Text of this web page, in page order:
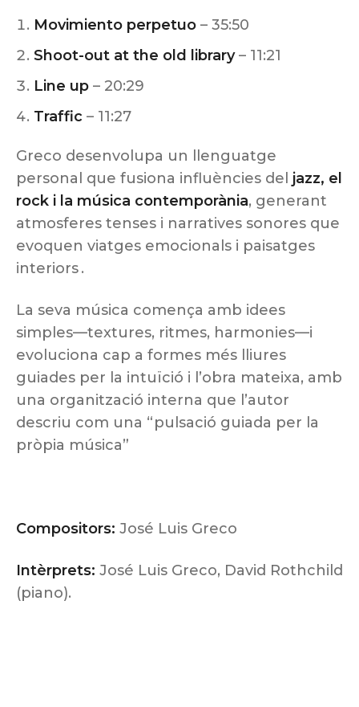
Movimiento perpetuo – 35:50
Shoot-out at the old library– 11:21
Line up – 20:29
Traffic – 11:27
Greco desenvolupa un llenguatge
personal que fusiona influències del jazz, el
rock i la música contemporània, generant
atmosferes tenses i narratives sonores que
evoquen viatges emocionals i paisatges
interiors .
La seva música comença amb idees
simples—textures, ritmes, harmonies—i
evoluciona cap a formes més lliures
guiades per la intuïció i l’obra mateixa, amb
una organització interna que l’autor
descriu com una “pulsació guiada per la
pròpia música”
Compositors: José Luis Greco
Intèrprets: José Luis Greco, David Rothchild
(piano).